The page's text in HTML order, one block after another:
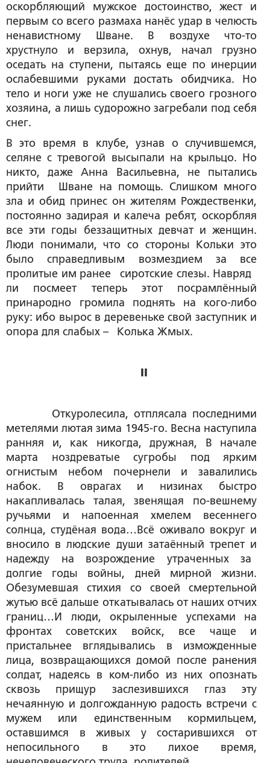
оскорбляющий мужское достоинство, жест и
первым со всего размаха нанёс удар в челюсть
ненавистному Шване. В воздухе что-то
хрустнуло и верзила, охнув, начал грузно
оседать на ступени, пытаясь еще по инерции
ослабевшими руками достать обидчика. Но
тело и ноги уже не слушались своего грозного
хозяина, а лишь судорожно загребали под себя
снег.
В это время в клубе, узнав о случившемся,
селяне с тревогой высыпали на крыльцо. Но
никто, даже Анна Васильевна, не пытались
прийти Шване на помощь. Слишком много
зла и обид принес он жителям Рождественки,
постоянно задирая и калеча ребят, оскорбляя
все эти годы беззащитных девчат и женщин.
Люди понимали, что со стороны Кольки это
было справедливым возмездием за все
пролитые им ранее сиротские слезы. Навряд
ли посмеет теперь этот посрамлённый
принародно громила поднять на кого-либо
руку: ибо вырос в деревеньке свой заступник и
опора для слабых – Колька Жмых.
Откуролесила, отплясала последними
метелями лютая зима 1945-го. Весна наступила
ранняя и, как никогда, дружная, В начале
марта ноздреватые сугробы под ярким
огнистым небом почернели и завалились
набок. В оврагах и низинах быстро
накапливалась талая, звенящая по-вешнему
ручьями и напоенная хмелем весеннего
солнца, студёная вода…Всё оживало вокруг и
вносило в людские души затаённый трепет и
надежду на возрождение утраченных за
долгие годы войны, дней мирной жизни.
Обезумевшая стихия со своей смертельной
жутью всё дальше откатывалась от наших отчих
границ…И люди, окрыленные успехами на
фронтах советских войск, все чаще и
пристальнее вглядывались в изможденные
лица, возвращающихся домой после ранения
солдат, надеясь в ком-либо из них опознать
сквозь прищур заслезившихся глаз эту
нечаянную и долгожданную радость встречи с
мужем или единственным кормильцем,
оставшимся в живых у состарившихся от
непосильного в это лихое время,